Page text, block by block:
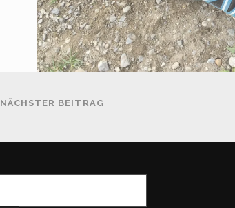
NÄCHSTER BEITRAG